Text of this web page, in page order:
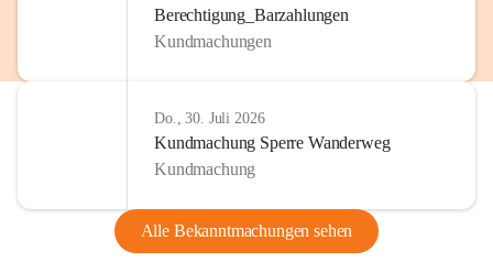
Berechtigung_Barzahlungen
Kundmachungen
Do., 30. Juli 2026
Kundmachung Sperre Wanderweg
Kundmachung
Alle Bekanntmachungen sehen